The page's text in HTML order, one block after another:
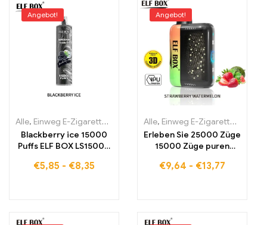
Angebot!
Alle, Einweg E-Zigaretten Einweg-E-Zigaretten Estland,Einweg-
Blackberry ice 15000
Puffs ELF BOX LS15000
Großhandelspreis
€5,85 - €8,35
Angebot!
Alle, Einweg E-Zigaretten
Erleben Sie 25000 Züge
15000 Züge puren
Strawberry
€9,64 - €13,77